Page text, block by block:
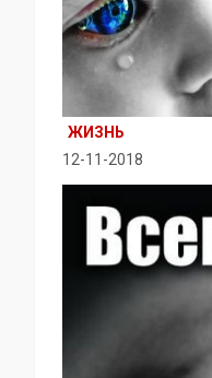
ЖИЗНЬ
12-11-2018